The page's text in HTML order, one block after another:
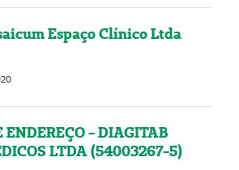
Espaço Clínico Ltda
- DIAGITAB
LTDA (54003267-5)